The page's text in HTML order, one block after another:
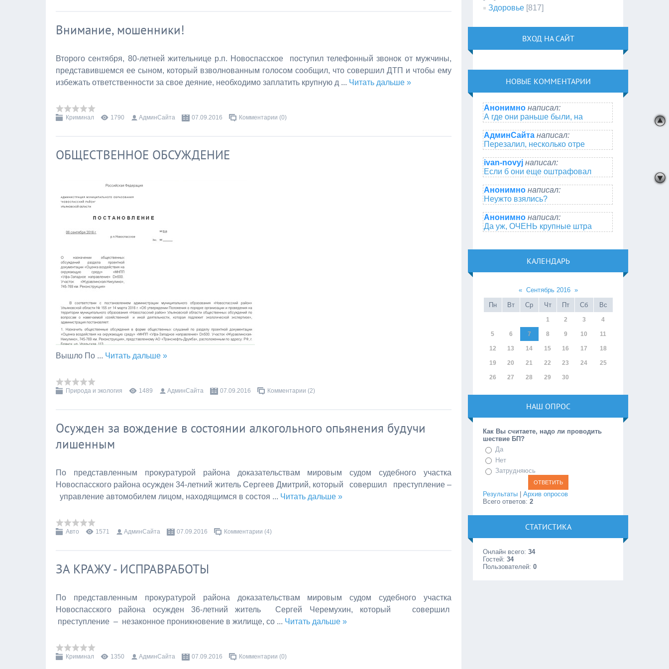
Внимание, мошенники!
Второго сентября, 80-летней жительнице р.п. Новоспасское поступил телефонный звонок от мужчины,
представившемся ее сыном, который взволнованным голосом сообщил, что совершил ДТП и чтобы ему
избежать ответственности за свое деяние, необходимо заплатить крупную д ... Читать дальше »
Криминал 1790 АдминСайта 07.09.2016 Комментарии (0)
ОБЩЕСТВЕННОЕ ОБСУЖДЕНИЕ
Вышло По ... Читать дальше »
Природа и экология 1489 АдминСайта 07.09.2016 Комментарии (2)
Осужден за вождение в состоянии алкогольного опьянения будучи
лишенным
По представленным прокуратурой района доказательствам мировым судом судебного участка
Новоспасского района осужден 34-летний житель Сергеев Дмитрий, который совершил преступление –
управление автомобилем лицом, находящимся в состоя ... Читать дальше »
Авто 1571 АдминСайта 07.09.2016 Комментарии (4)
ЗА КРАЖУ - ИСПРАВРАБОТЫ
По представленным прокуратурой района доказательствам мировым судом судебного участка
Новоспасского района осужден 36-летний житель Сергей Черемухин, который совершил
преступление – незаконное проникновение в жилище, со ... Читать дальше »
Криминал 1350 АдминСайта 07.09.2016 Комментарии (0)
Здоровье [817]
ВХОД НА САЙТ
НОВЫЕ КОММЕНТАРИИ
Анонимно написал:
А где они раньше были, на
АдминСайта написал:
Перезалил, несколько отре
ivan-novyj написал:
Если б они еще оштрафовал
Анонимно написал:
Неужто взялись?
Анонимно написал:
Да уж, ОЧЕНЬ крупные штра
КАЛЕНДАРЬ
« Сентябрь 2016 »
Пн
Вт Ср Чт Пт Сб Вс
1 2 3 4
5 6 7 8 9 10 11
12 13 14 15 16 17 18
19 20 21 22 23 24 25
26 27 28 29 30
НАШ ОПРОС
Как Вы считаете, надо ли проводить
шествие БП?
Да
Нет
Затрудняюсь
Результаты |Архив опросов
Всего ответов:2
СТАТИСТИКА
Онлайн всего:34
Гостей:34
Пользователей:0